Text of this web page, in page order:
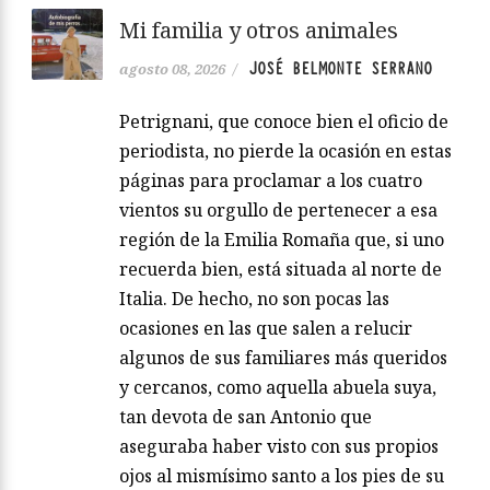
Mi familia y otros animales
agosto 08, 2026 / JOSÉ BELMONTE SERRANO
Petrignani, que conoce bien el oficio de
periodista, no pierde la ocasión en estas
páginas para proclamar a los cuatro
vientos su orgullo de pertenecer a esa
región de la Emilia Romaña que, si uno
recuerda bien, está situada al norte de
Italia. De hecho, no son pocas las
ocasiones en las que salen a relucir
algunos de sus familiares más queridos
y cercanos, como aquella abuela suya,
tan devota de san Antonio que
aseguraba haber visto con sus propios
ojos al mismísimo santo a los pies de su